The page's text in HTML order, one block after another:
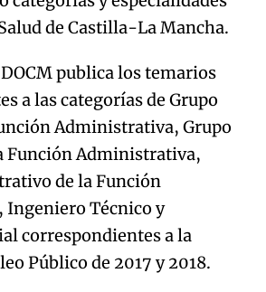
de Castilla-La Mancha.
publica los temarios
a las categorías de Grupo
Administrativa, Grupo
Función Administrativa,
de la Función
Técnico y
correspondientes a la
Público de 2017 y 2018.